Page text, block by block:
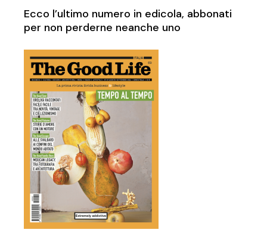
Ecco l’ultimo numero in edicola, abbonati
per non perderne neanche uno